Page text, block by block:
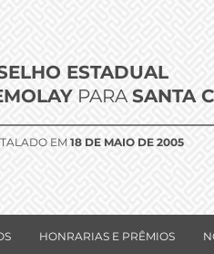
ESTADUAL
PARASANTA
EM 18 DE MAIO DE 2005
HONRARIAS E PRÊMIOS